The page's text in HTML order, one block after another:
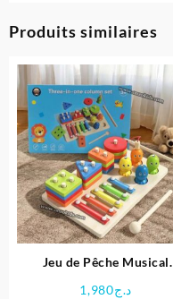
Produits similaires
Jeu de Pêche Musical
د.ج1,980